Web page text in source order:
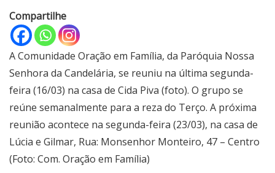
Compartilhe
A Comunidade Oração em Família, da Paróquia Nossa
Senhora da Candelária, se reuniu na última segunda-
feira (16/03) na casa de Cida Piva (foto). O grupo se
reúne semanalmente para a reza do Terço. A próxima
reunião acontece na segunda-feira (23/03), na casa de
Lúcia e Gilmar, Rua: Monsenhor Monteiro, 47 – Centro
(Foto: Com. Oração em Família)